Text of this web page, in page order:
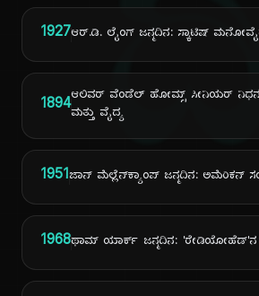
1927ಆರ್.ಡಿ. ಲೈಂಗ್ ಜನ್ಮದಿನ: ಸ್ಕಾಟಿಷ್
1894ಆಲಿವರ್ ವೆಂಡೆಲ್ ಹೋಮ್ಸ್ ಸೀನಿಯರ್
ಮತ್ತು ವೈದ್ಯ
1951ಜಾನ್ ಮೆಲ್ಲೆನ್‌ಕ್ಯಾಂಪ್ ಜನ್ಮದಿನ: ಅಮೆರಿಕನ್
1968ಥಾಮ್ ಯಾರ್ಕ್ ಜನ್ಮದಿನ: